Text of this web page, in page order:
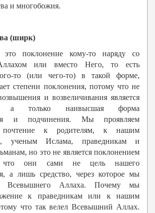
и многобожия.
(ширк)
поклонение кому-то наряду со
или вместо Него, то есть
то (или чего-то) в такой форме,
степени поклонения, потому что не
и возвеличивания является
а только наивысшая форма
и подчинения. Мы проявляем
к родителям, к нашим
ученым Ислама, праведникам и
но это не является поклонением
они сами не цель нашего
а лишь средство, через которое мы
Всевышнего Аллаха. Почему мы
к праведникам или к нашим
что так велел Всевышний Аллах.